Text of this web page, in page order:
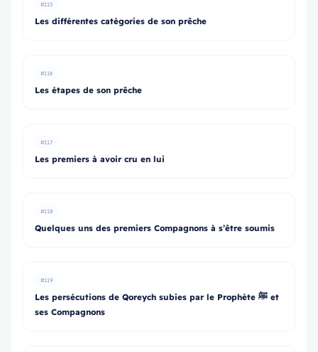
#115
Les différentes catégories de son prêche
#116
Les étapes de son prêche
#117
Les premiers à avoir cru en lui
#118
Quelques uns des premiers Compagnons à s’être soumis
#119
Les persécutions de Qoreych subies par le Prophète ﷺ et
ses Compagnons